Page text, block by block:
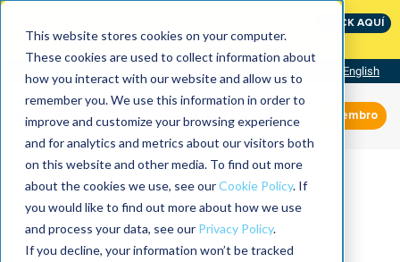
This website stores cookies on your computer.
These cookies are used to collect information about
how you interact with our website and allow us to
remember you. We use this information in order to
improve and customize your browsing experience
and for analytics and metrics about our visitors both
on this website and other media. To find out more
about the cookies we use, see ourCookie Policy. If
you would like to find out more about how we use
and process your data, see our Privacy Policy.
If you decline, your information won’t be tracked
The Speed of Reliability
CLICK AQUÍ
English
Miembro